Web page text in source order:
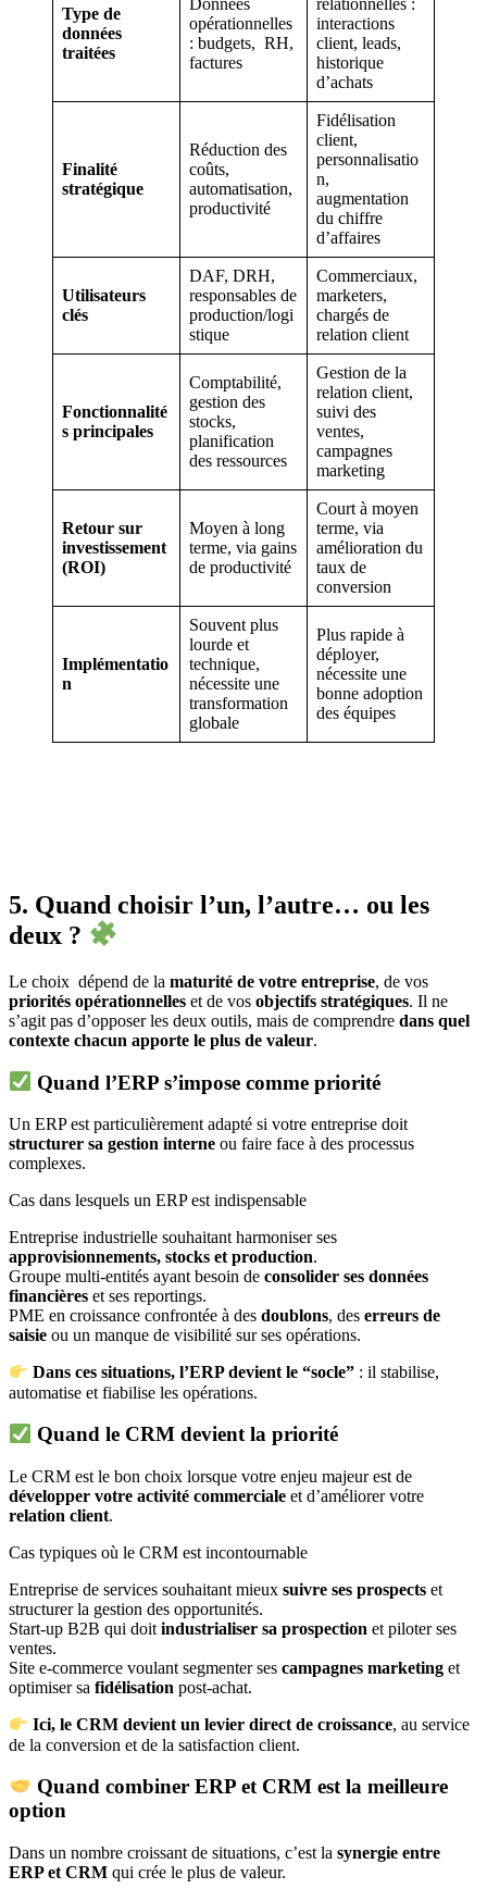
Type de
données
traitées
Données
opérationnelles
: budgets, RH,
factures
relationnelles :
interactions
client, leads,
historique
d’achats
Finalité
stratégique
Réduction des
coûts,
automatisation,
productivité
Fidélisation
client,
personnalisatio
n,
augmentation
du chiffre
d’affaires
Utilisateurs
clés
DAF, DRH,
responsables de
production/logi
stique
Commerciaux,
marketers,
chargés de
relation client
Fonctionnalité
s principales
Comptabilité,
gestion des
stocks,
planification
des ressources
Gestion de la
relation client,
suivi des
ventes,
campagnes
marketing
Retour sur
investissement
(ROI)
Moyen à long
terme, via gains
de productivité
Court à moyen
terme, via
amélioration du
taux de
conversion
Implémentatio
n
Souvent plus
lourde et
technique,
nécessite une
transformation
globale
Plus rapide à
déployer,
nécessite une
bonne adoption
des équipes
5. Quand choisir l’un, l’autre… ou les
deux ?
Le choix dépend de la maturité de votre entreprise, de vos
priorités opérationnelles et de vos objectifs stratégiques. Il ne
s’agit pas d’opposer les deux outils, mais de comprendre dans quel
contexte chacun apporte le plus de valeur.
Quand l’ERP s’impose comme priorité
Un ERP est particulièrement adapté si votre entreprise doit
structurer sa gestion interne ou faire face à des processus
complexes.
Cas dans lesquels un ERP est indispensable
Entreprise industrielle souhaitant harmoniser ses
approvisionnements, stocks et production.
Groupe multi-entités ayant besoin de consolider ses données
financières et ses reportings.
PME en croissance confrontée à des doublons, des erreurs de
saisie ou un manque de visibilité sur ses opérations.
Dans ces situations, l’ERP devient le “socle” : il stabilise,
automatise et fiabilise les opérations.
Quand le CRM devient la priorité
Le CRM est le bon choix lorsque votre enjeu majeur est de
développer votre activité commerciale et d’améliorer votre
relation client.
Cas typiques où le CRM est incontournable
Entreprise de services souhaitant mieux suivre ses prospects et
structurer la gestion des opportunités.
Start-up B2B qui doit industrialiser sa prospection et piloter ses
ventes.
Site e-commerce voulant segmenter ses campagnes marketing et
optimiser sa fidélisation post-achat.
Ici, le CRM devient un levier direct de croissance, au service
de la conversion et de la satisfaction client.
Quand combiner ERP et CRM est la meilleure
option
Dans un nombre croissant de situations, c’est la synergie entre
ERP et CRM qui crée le plus de valeur.